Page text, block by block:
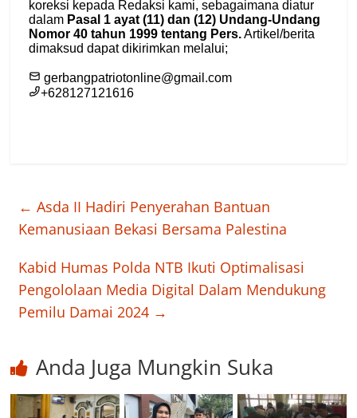
← Asda II Hadiri Penyerahan Bantuan
Kemanusiaan Bekasi Bersama Palestina
Kabid Humas Polda NTB Ikuti Optimalisasi
Pengololaan Media Digital Dalam Mendukung
Pemilu Damai 2024 →
Anda Juga Mungkin Suka